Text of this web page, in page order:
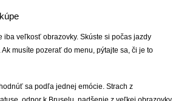
iba veľkosť obrazovky. Skúste si počas jazdy
musíte pozerať do menu, pýtajte sa, či je to
sa podľa jednej emócie. Strach z